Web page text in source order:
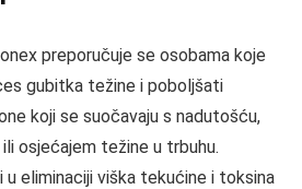
preporučuje se osobama koje
gubitka težine i poboljšati
koji se suočavaju s nadutošću,
osjećajem težine u trbuhu.
eliminaciji viška tekućine i toksina